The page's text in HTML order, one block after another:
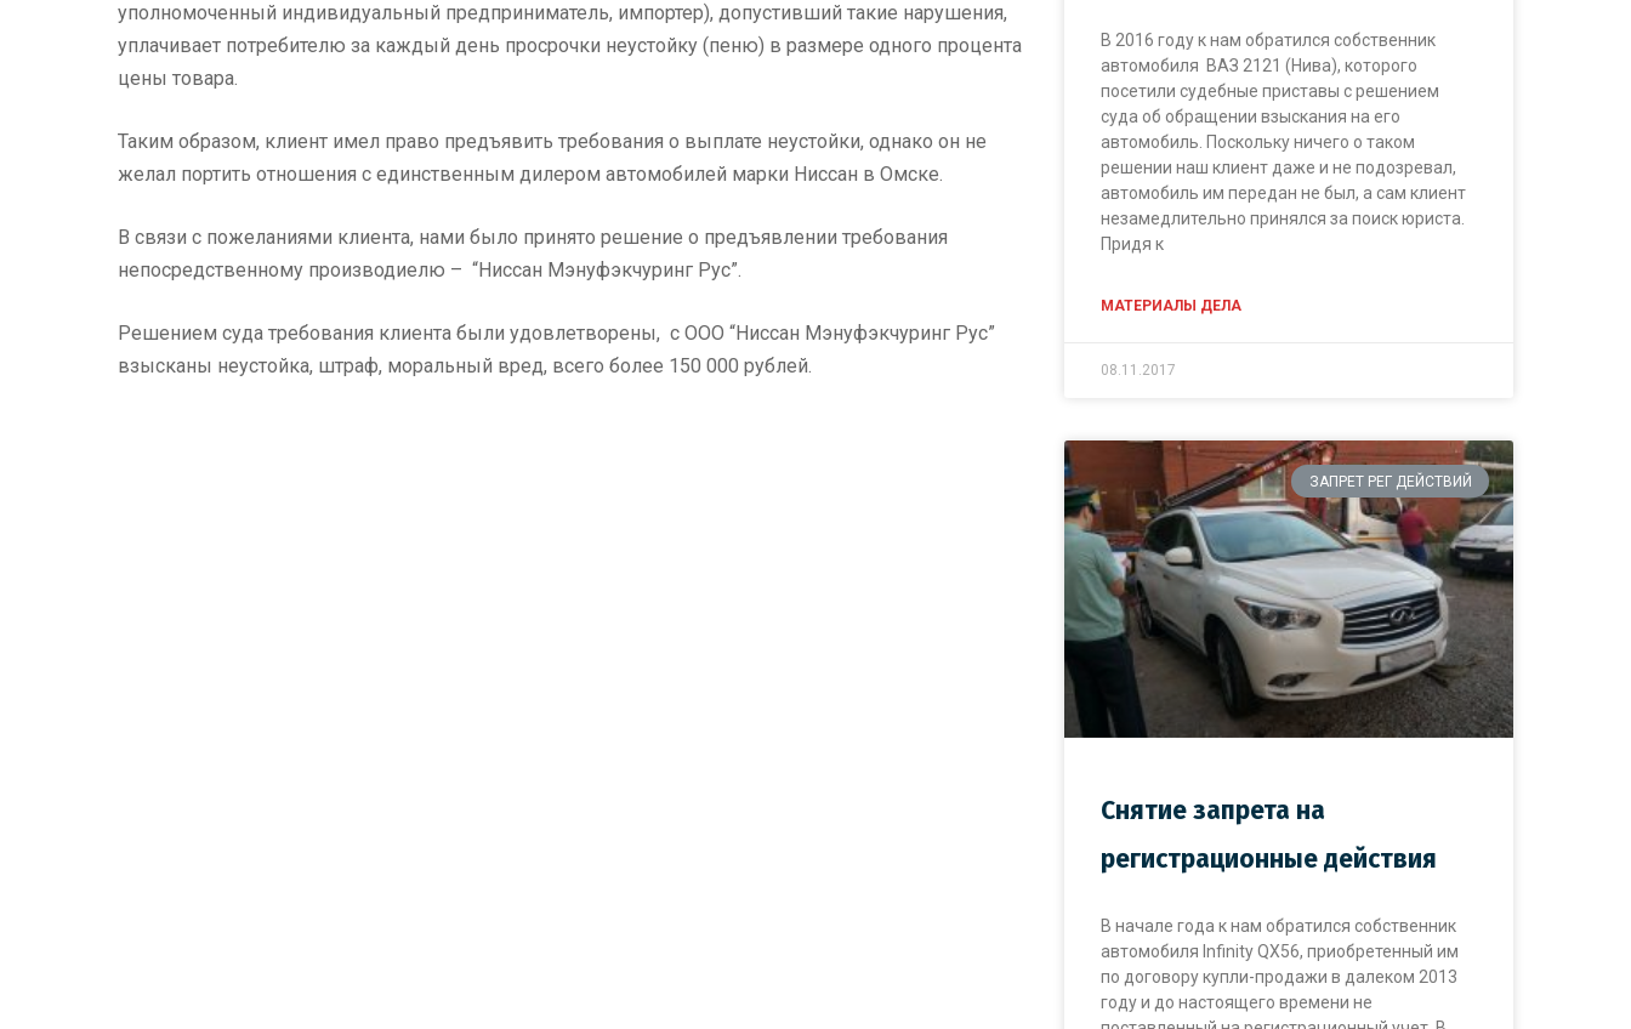
уполномоченный индивидуальный предприниматель, импортер), допустивший такие нарушения,
уплачивает потребителю за каждый день просрочки неустойку (пеню) в размере одного процента
цены товара.
Таким образом, клиент имел право предъявить требования о выплате неустойки, однако он не
желал портить отношения с единственным дилером автомобилей марки Ниссан в Омске.
В связи с пожеланиями клиента, нами было принято решение о предъявлении требования
непосредственному производиелю – “Ниссан Мэнуфэкчуринг Рус”.
Решением суда требования клиента были удовлетворены, с ООО “Ниссан Мэнуфэкчуринг Рус”
взысканы неустойка, штраф, моральный вред, всего более 150 000 рублей.
В 2016 году к нам обратился собственник
автомобиля ВАЗ 2121 (Нива), которого
посетили судебные приставы с решением
суда об обращении взыскания на его
автомобиль. Поскольку ничего о таком
решении наш клиент даже и не подозревал,
автомобиль им передан не был, а сам клиент
незамедлительно принялся за поиск юриста.
Придя к
МАТЕРИАЛЫ ДЕЛА
08.11.2017
ЗАПРЕТ РЕГ ДЕЙСТВИЙ
Снятие запрета на
регистрационные действия
В начале года к нам обратился собственник
автомобиля Infinity QX56, приобретенный им
по договору купли-продажи в далеком 2013
году и до настоящего времени не